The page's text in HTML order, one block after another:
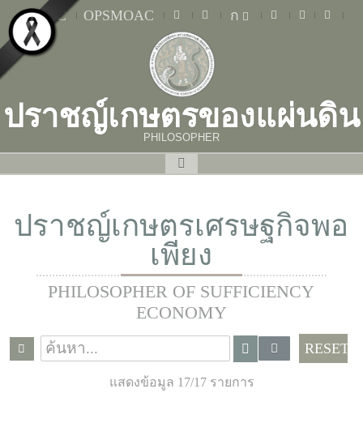
MOAC OPSMOAC ก
ปราชญ์เกษตรของแผ่นดิน
PHILOSOPHER
ปราชญ์เกษตรเศรษฐกิจพอ
เพียง
PHILOSOPHER OF SUFFICIENCY
ECONOMY
RESET
แสดงข้อมูล 17/17 รายการ